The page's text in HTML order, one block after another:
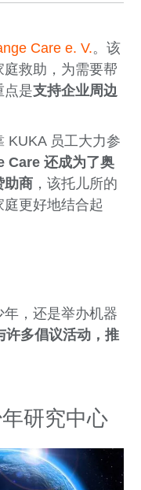
Care e. V.。该
救助，为需要帮
点是支持企业周边
KUKA 员工大力参
Care 还成为了奥
助商 ，该托儿所的
更好地结合起
，还是举办机器
许多倡议活动，推
研究中心